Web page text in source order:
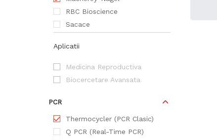
RBC Bioscience
Sacace
Aplicatii
Medicina Reproductiva
Biocercetare Avansata
PCR
Thermocycler (PCR Clasic)
Q PCR (Real-Time PCR)